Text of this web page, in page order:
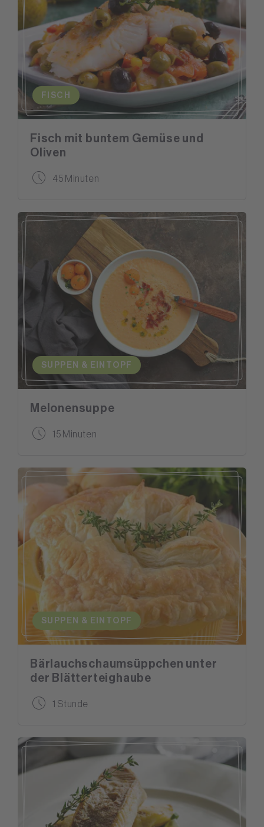
FISCH
Fisch mit buntem Gemüse und
Oliven
45 Minuten
SUPPEN & EINTOPF
Melonensuppe
15 Minuten
SUPPEN & EINTOPF
Bärlauchschaumsüppchen unter
der Blätterteighaube
1 Stunde